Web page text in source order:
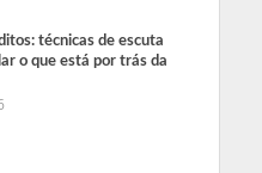
técnicas de escuta
o que está por trás da